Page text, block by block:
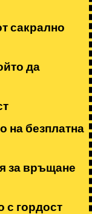
сакрално
да
на безплатна
за връщане
с гордост